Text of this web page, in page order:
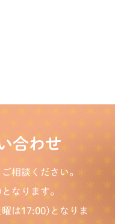
合わせ
相談ください。
なります。
は17:00)となりま